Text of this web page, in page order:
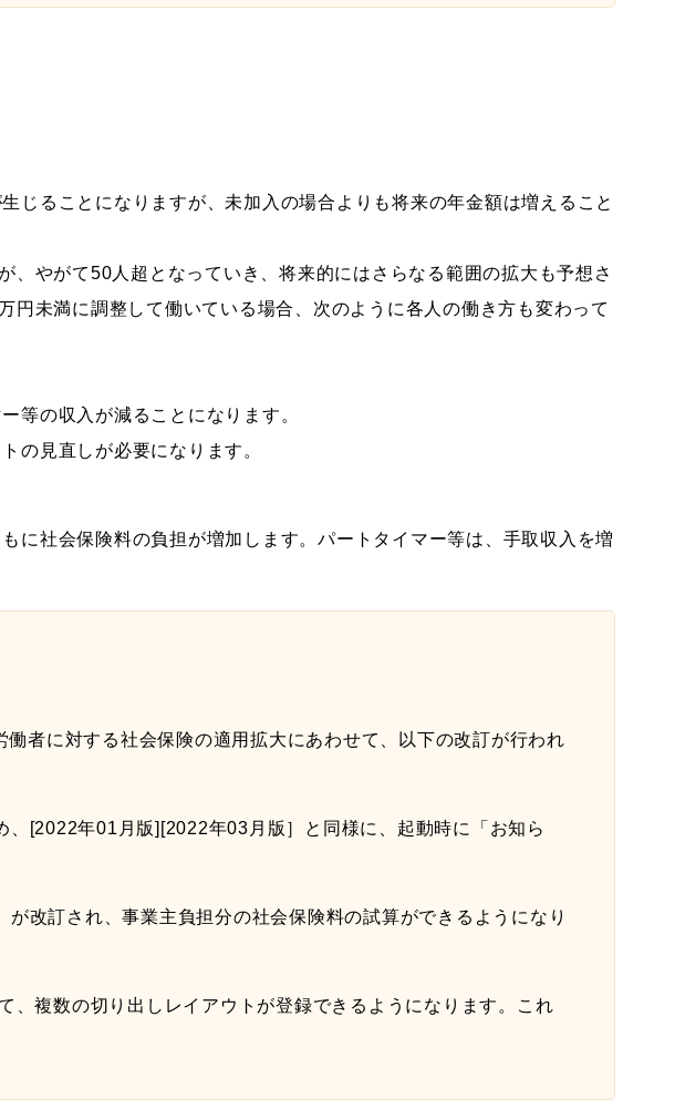
じることになりますが、未加入の場合よりも将来の年金額は増えること
やがて50人超となっていき、将来的にはさらなる範囲の拡大も予想さ
未満に調整して働いている場合、次のように各人の働き方も変わって
等の収入が減ることになります。
の見直しが必要になります。
に社会保険料の負担が増加します。パートタイマー等は、手取収入を増
者に対する社会保険の適用拡大にあわせて、以下の改訂が行われ
[2022年01月版][2022年03月版］と同様に、起動時に「お知ら
改訂され、事業主負担分の社会保険料の試算ができるようになり
複数の切り出しレイアウトが登録できるようになります。これ